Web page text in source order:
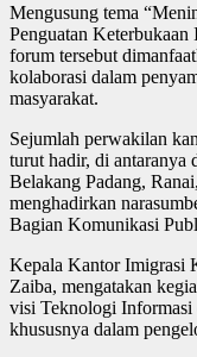
Mengusung tema
Penguatan
forum tersebut
kolaborasi dalam
masyarakat.
Sejumlah perwakilan
turut hadir, di antaranya
Belakang Padang,
menghadirkan
Bagian Komunikasi
Kepala Kantor Imigrasi
Zaiba, mengatakan
visi Teknologi
khususnya dalam